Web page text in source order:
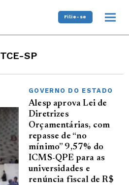
Filie-se
TCE-SP
GOVERNO DO ESTADO
Alesp aprova Lei de
Diretrizes
Orçamentárias, com
repasse de “no
mínimo” 9,57% do
ICMS-QPE para as
universidades e
renúncia fiscal de R$